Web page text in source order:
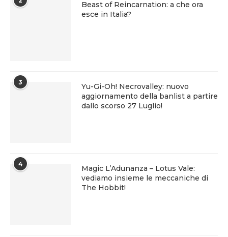
Beast of Reincarnation: a che ora
esce in Italia?
3
Yu-Gi-Oh! Necrovalley: nuovo
aggiornamento della banlist a partire
dallo scorso 27 Luglio!
4
Magic L’Adunanza – Lotus Vale:
vediamo insieme le meccaniche di
The Hobbit!